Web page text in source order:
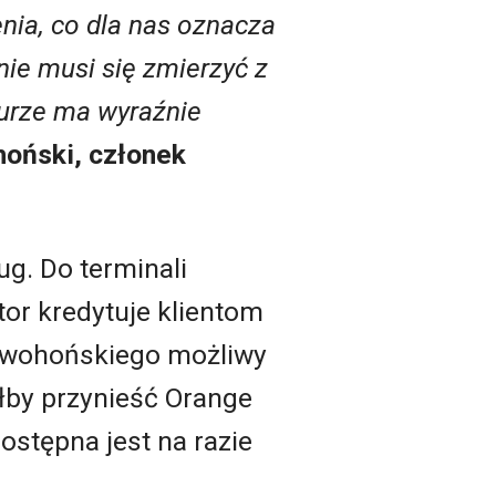
co dla nas oznacza
musi się zmierzyć z
ma wyraźnie
członek
Do terminali
kredytuje klientom
możliwy
przynieść Orange
jest na razie